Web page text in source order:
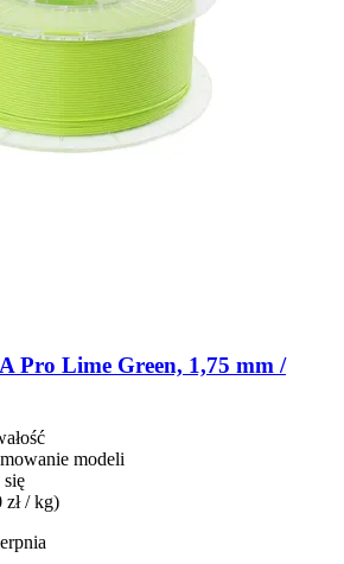
Pro Lime Green, 1,75 mm /
modeli
zł / kg)